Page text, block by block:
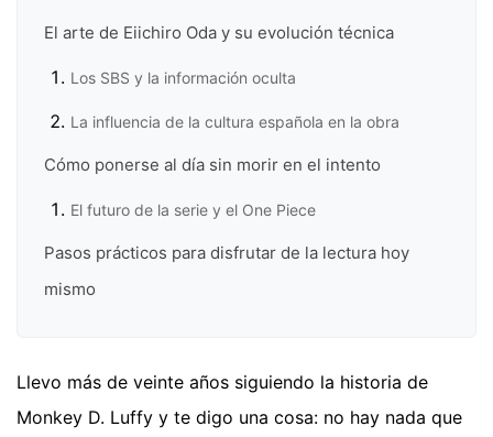
El arte de Eiichiro Oda y su evolución técnica
Los SBS y la información oculta
La influencia de la cultura española en la obra
Cómo ponerse al día sin morir en el intento
El futuro de la serie y el One Piece
Pasos prácticos para disfrutar de la lectura hoy
mismo
Llevo más de veinte años siguiendo la historia de
Monkey D. Luffy y te digo una cosa: no hay nada que